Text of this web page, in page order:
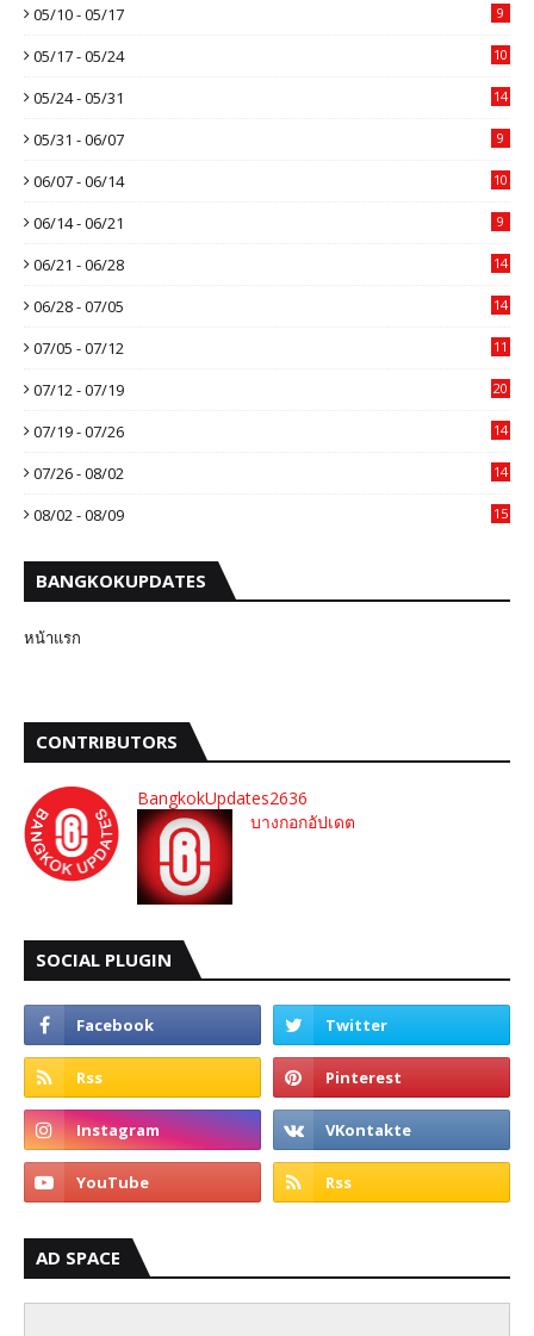
05/10 - 05/17 9
05/17 - 05/24 10
05/24 - 05/31 14
05/31 - 06/07 9
06/07 - 06/14 10
06/14 - 06/21 9
06/21 - 06/28 14
06/28 - 07/05 14
07/05 - 07/12 11
07/12 - 07/19 20
07/19 - 07/26 14
07/26 - 08/02 14
08/02 - 08/09 15
BANGKOKUPDATES
หน้าแรก
CONTRIBUTORS
BangkokUpdates2636
บางกอกอัปเดต
SOCIAL PLUGIN
AD SPACE